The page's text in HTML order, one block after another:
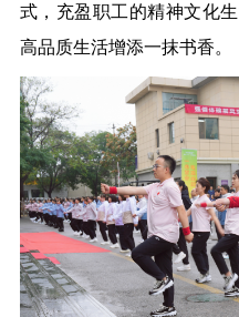
式，充盈职工的精神文化
高品质生活增添一抹书香。